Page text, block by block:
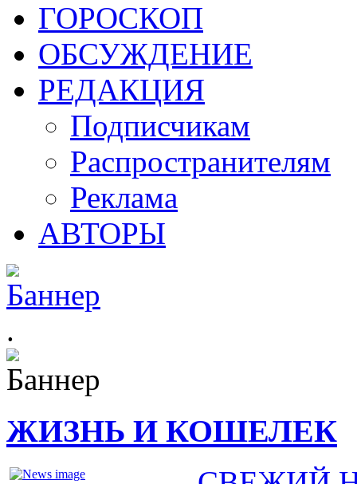
ГОРОСКОП
ОБСУЖДЕНИЕ
РЕДАКЦИЯ
Подписчикам
Распространителям
Реклама
АВТОРЫ
.
ЖИЗНЬ И КОШЕЛЕК